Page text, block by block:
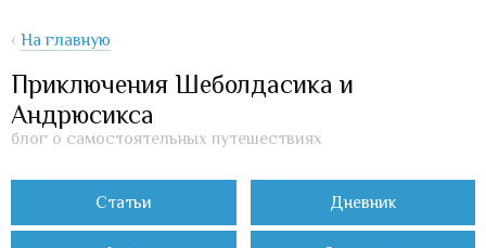
‹ На главную
Приключения Шеболдасика и
Андрюсикса
блог о самостоятельных путешествиях
Статьи Дневник